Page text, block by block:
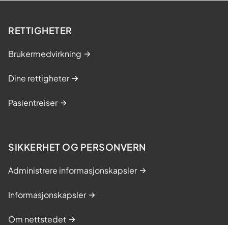
RETTIGHETER
Brukermedvirkning
Dine rettigheter
Pasientreiser
SIKKERHET OG PERSONVERN
Administrere informasjonskapsler
Informasjonskapsler
Om nettstedet